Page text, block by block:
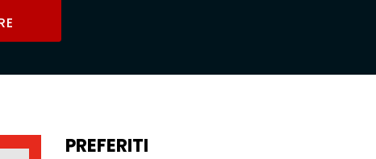
PREFERITI